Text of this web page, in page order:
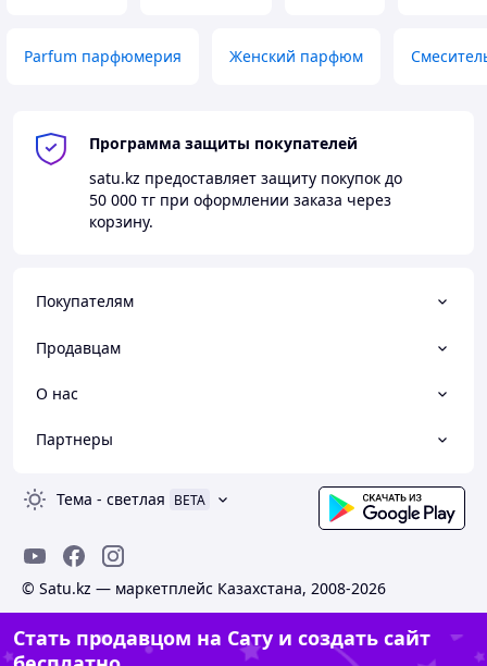
Parfum парфюмерия Женский парфюм
Программа защиты покупателей
satu.kz предоставляет защиту покупок до
50 000 тг при оформлении заказа через
корзину.
Покупателям
Продавцам
О нас
Партнеры
Тема - светлая BETA
© Satu.kz — маркетплейс Казахстана, 2008-2026
Стать продавцом на Сату и создать сайт